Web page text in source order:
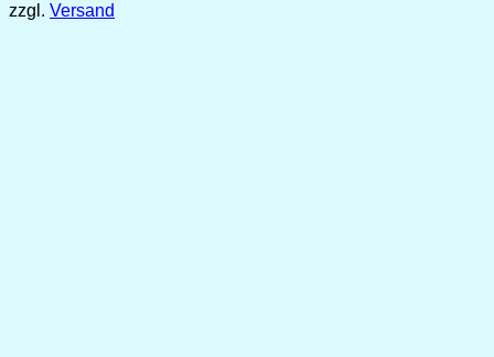
zzgl. Versand